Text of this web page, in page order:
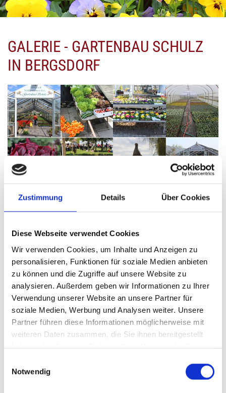
Zustimmung Details Über Cookies
Diese Webseite verwendet Cookies
Wir verwenden Cookies, um Inhalte und Anzeigen zu
personalisieren, Funktionen für soziale Medien anbieten
zu können und die Zugriffe auf unsere Website zu
analysieren. Außerdem geben wir Informationen zu Ihrer
Verwendung unserer Website an unsere Partner für
soziale Medien, Werbung und Analysen weiter. Unsere
Partner führen diese Informationen möglicherweise mit
weiteren Daten zusammen, die Sie ihnen bereitgestellt
Notwendig
GALERIE - GARTENBAU SCHULZ
IN BERGSDORF